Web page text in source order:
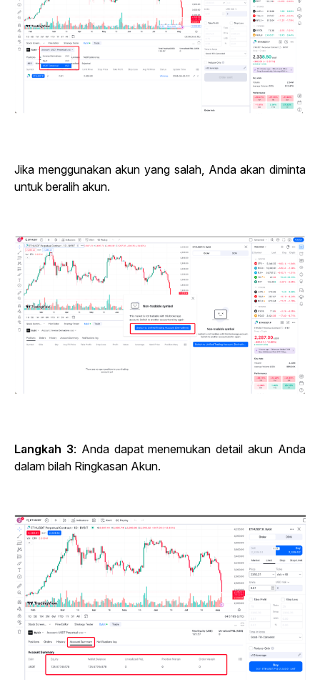
Jika menggunakan akun yang salah, Anda akan diminta
untuk beralih akun.
Langkah 3: Anda dapat menemukan detail akun Anda
dalam bilah Ringkasan Akun.